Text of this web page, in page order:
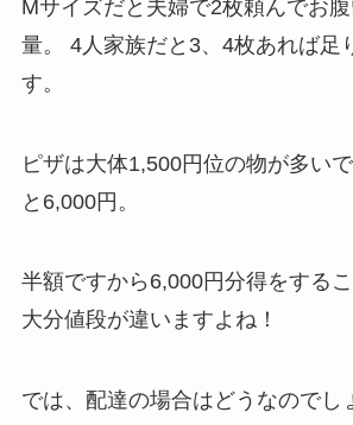
Mサイズだと夫婦で2枚頼んでお
量。
4人家族だと3、4枚あれば足
す。
ピザは大体1,500円位の物が多い
と6,000円。
半額ですから6,000円分得をするこ
大分値段が違いますよね！
では、配達の場合はどうなのでし